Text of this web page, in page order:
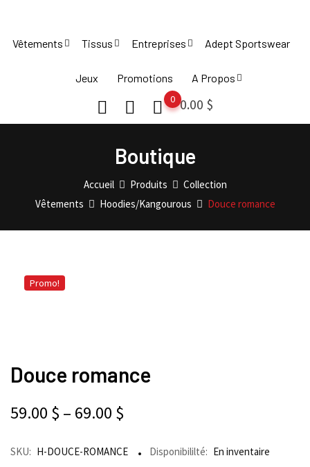
content
Vêtements Tissus Entreprises Adept Sportswear
Jeux Promotions A Propos
0.00 $
0
Boutique
Accueil Produits
Collection
Vêtements
Hoodies/Kangourous Douce romance
Promo!
Douce romance
59.00 $ – 69.00 $
SKU: H-DOUCE-ROMANCE Disponibililté: En inventaire